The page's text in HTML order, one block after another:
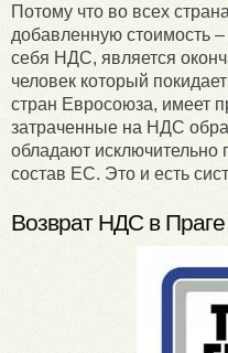
Потому что во всех
добавленную стоимость
себя НДС, является
человек который
стран Евросоюза, имеет
затраченные на НДС
обладают исключительно
состав ЕС. Это и есть
Возврат НДС в Праге